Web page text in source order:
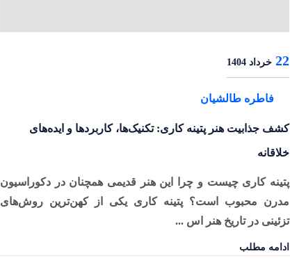
22 خرداد 1404
فاطره طالشیان
کشف جذابیت هنر پتینه کاری: تکنیک‌ها، کاربردها و ایده‌های
خلاقانه
پتینه کاری چیست و چرا این هنر قدیمی همچنان در دکوراسیون
مدرن محبوب است؟ پتینه کاری یکی از کهن‌ترین روش‌های
تزئینی در تاریخ هنر اس ...
ادامه مطلب